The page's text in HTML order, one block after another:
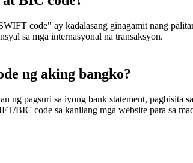
code" ay kadalasang ginagamit nang
sa mga internasyonal na transaksyon.
ng aking bangko?
ng pagsuri sa iyong bank statement, pagbisita
BIC code sa kanilang mga website para sa